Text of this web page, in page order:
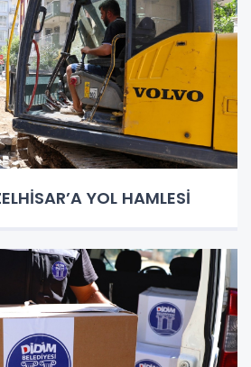
YOL HAMLESİ